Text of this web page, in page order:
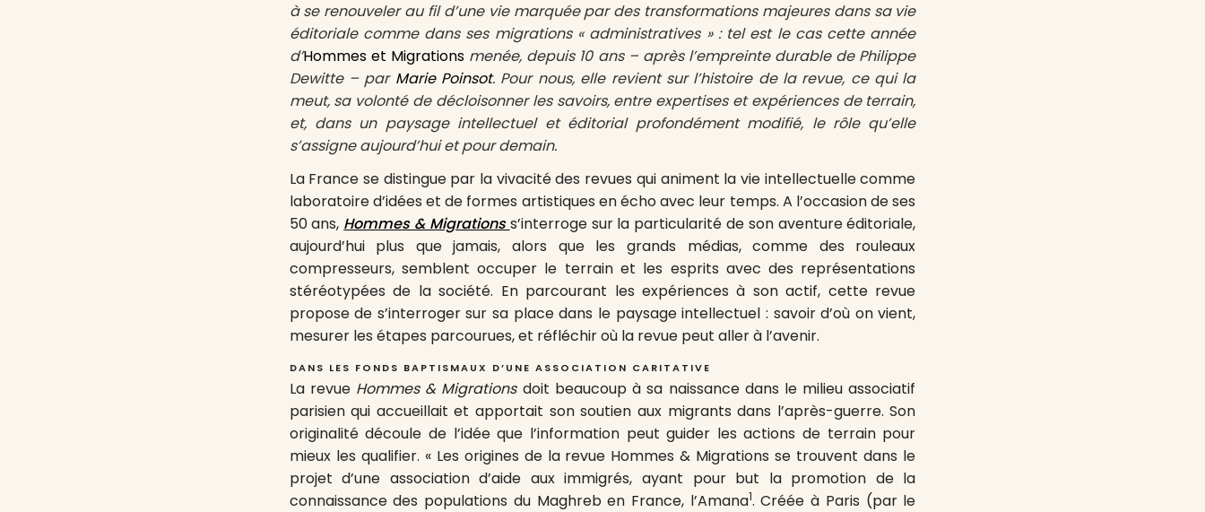
à se renouveler au fil d’une vie marquée par des transformations majeures dans sa vie
éditoriale comme dans ses migrations « administratives » : tel est le cas cette année
d’Hommes et Migrationsmenée, depuis 10 ans – après l’empreinte durable de Philippe
Dewitte – par Marie Poinsot. Pour nous, elle revient sur l’histoire de la revue, ce qui la
meut, sa volonté de décloisonner les savoirs, entre expertises et expériences de terrain,
et, dans un paysage intellectuel et éditorial profondément modifié, le rôle qu’elle
s’assigne aujourd’hui et pour demain.
La France se distingue par la vivacité des revues qui animent la vie intellectuelle comme
laboratoire d’idées et de formes artistiques en écho avec leur temps. A l’occasion de ses
50 ans, Hommes & Migrationss’interroge sur la particularité de son aventure éditoriale,
aujourd’hui plus que jamais, alors que les grands médias, comme des rouleaux
compresseurs, semblent occuper le terrain et les esprits avec des représentations
stéréotypées de la société. En parcourant les expériences à son actif, cette revue
propose de s’interroger sur sa place dans le paysage intellectuel : savoir d’où on vient,
mesurer les étapes parcourues, et réfléchir où la revue peut aller à l’avenir.
DANS LES FONDS BAPTISMAUX D’UNE ASSOCIATION CARITATIVE
La revue Hommes & Migrationsdoit beaucoup à sa naissance dans le milieu associatif
parisien qui accueillait et apportait son soutien aux migrants dans l’après-guerre. Son
originalité découle de l’idée que l’information peut guider les actions de terrain pour
mieux les qualifier. « Les origines de la revue Hommes & Migrations se trouvent dans le
projet d’une association d’aide aux immigrés, ayant pour but la promotion de la
connaissance des populations du Maghreb en France, l’Amana1. Créée à Paris (par le